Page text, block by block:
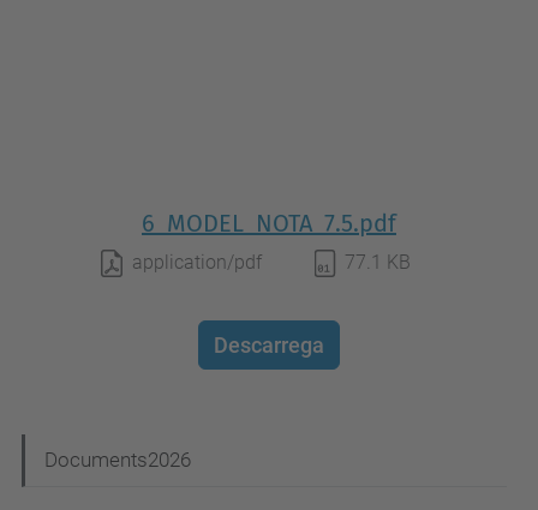
6_MODEL_NOTA_7.5.pdf
application/pdf 77.1 KB
Descarrega
Documents2026